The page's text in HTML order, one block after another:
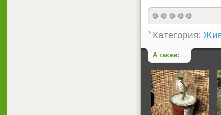
Категория:
А также: